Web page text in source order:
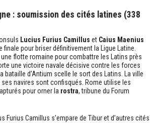
: soumission des cités latines (338
Lucius Furius Camillus et Caius Maenius
finale pour briser définitivement la Ligue Latine.
flotte romaine pour combattre les Latins près
une victoire navale décisive contre les forces
bataille d’Antium scelle le sort des Latins. La ville
ses navires sont confisqués. Rome utilise les
pour orner la rostra, tribune du Forum
Furius Camillus s’empare de Tibur et d’autres cités